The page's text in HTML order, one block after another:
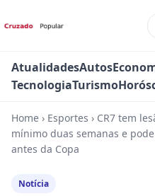
AtualidadesAutos
TecnologiaTurismo
Home › Esportes › CR7 tem
mínimo duas semanas e
antes da Copa
Notícia